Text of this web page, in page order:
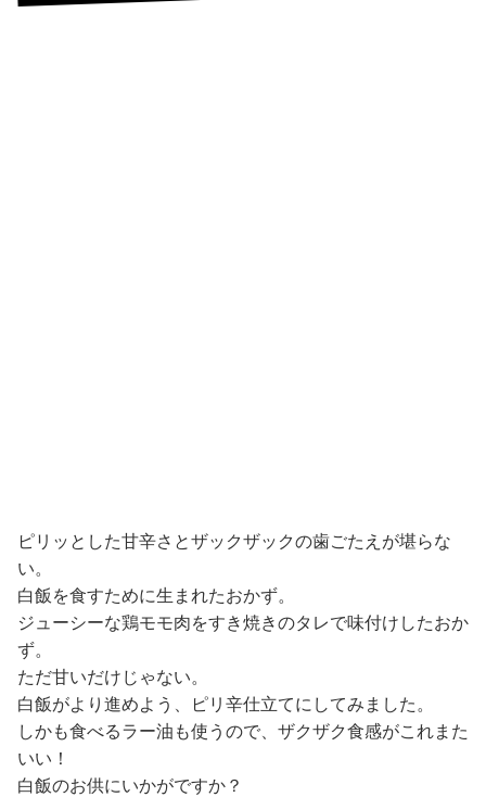
ピリッとした甘辛さとザックザックの歯ごたえが堪らな
い。
白飯を食すために生まれたおかず。
ジューシーな鶏モモ肉をすき焼きのタレで味付けしたおか
ず。
ただ甘いだけじゃない。
白飯がより進めよう、ピリ辛仕立てにしてみました。
しかも食べるラー油も使うので、ザクザク食感がこれまた
いい！
白飯のお供にいかがですか？